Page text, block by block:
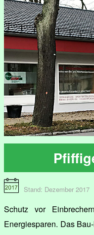
Stand: Dezember 2017
Schutz vor
Energiesparen. Das